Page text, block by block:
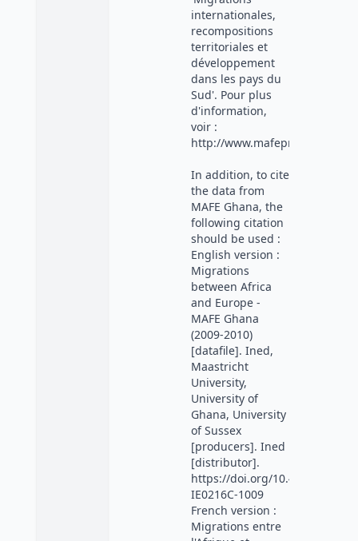
internationales,
recompositions
territoriales et
développement
dans les pays du
Sud'. Pour plus
d'information,
voir :
http://www.mafeproject.com/"
In addition, to cite
the data from
MAFE Ghana, the
following citation
should be used :
English version :
Migrations
between Africa
and Europe -
MAFE Ghana
(2009-2010)
[datafile]. Ined,
Maastricht
University,
University of
Ghana, University
of Sussex
[producers]. Ined
[distributor].
https://doi.org/10.48756/ined-
IE0216C-1009
French version :
Migrations entre